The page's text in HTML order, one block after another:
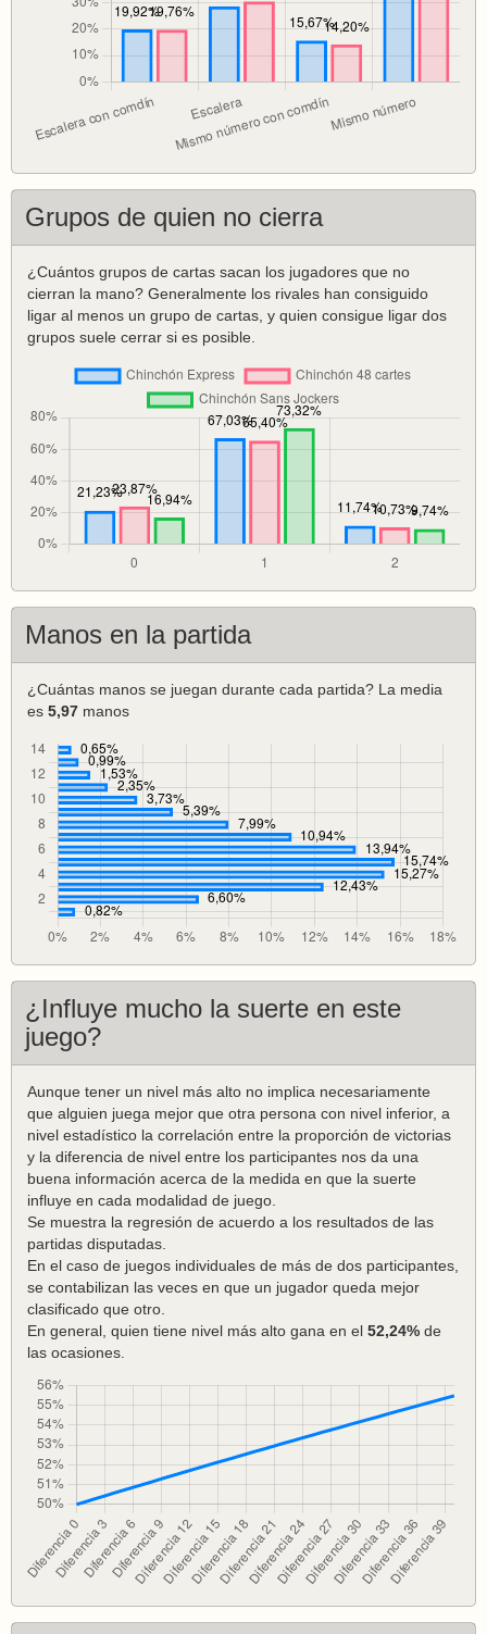
Grupos de quien no cierra
¿Cuántos grupos de cartas sacan los jugadores que no
cierran la mano? Generalmente los rivales han consiguido
ligar al menos un grupo de cartas, y quien consigue ligar dos
grupos suele cerrar si es posible.
Manos en la partida
¿Cuántas manos se juegan durante cada partida? La media
es 5,97 manos
¿Influye mucho la suerte en este
juego?
Aunque tener un nivel más alto no implica necesariamente
que alguien juega mejor que otra persona con nivel inferior, a
nivel estadístico la correlación entre la proporción de victorias
y la diferencia de nivel entre los participantes nos da una
buena información acerca de la medida en que la suerte
influye en cada modalidad de juego.
Se muestra la regresión de acuerdo a los resultados de las
partidas disputadas.
En el caso de juegos individuales de más de dos participantes,
se contabilizan las veces en que un jugador queda mejor
clasificado que otro.
En general, quien tiene nivel más alto gana en el 52,24% de
las ocasiones.